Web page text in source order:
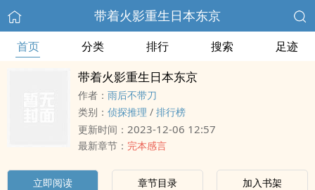
带着火影重生日本东京
首页 分类 排行 搜索 足迹
带着火影重生日本东京
作者： 雨后不带刀
类别： 侦探推理 / 排行榜
更新时间： 2023-12-06 12:57
最新章节： 完本感言
立即阅读 章节目录 加入书架